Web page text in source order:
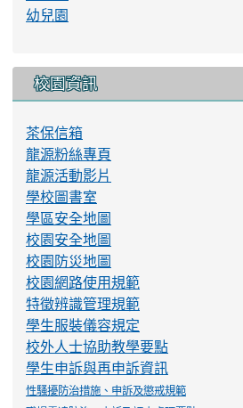
幼兒園
校園資訊
茶保信箱
龍源粉絲專頁
龍源活動影片
學校圖書室
學區安全地圖
校園安全地圖
校園防災地圖
校園網路使用規範
特徵辨識管理規範
學生服裝儀容規定
校外人士協助教學要點
學生申訴與再申訴資訊
性騷擾防治措施、申訴及懲戒規範